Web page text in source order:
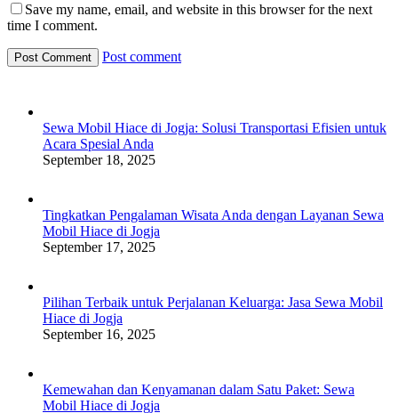
Save my name, email, and website in this browser for the next
time I comment.
Post comment
Sewa Mobil Hiace di Jogja: Solusi Transportasi Efisien untuk
Acara Spesial Anda
September 18, 2025
Tingkatkan Pengalaman Wisata Anda dengan Layanan Sewa
Mobil Hiace di Jogja
September 17, 2025
Pilihan Terbaik untuk Perjalanan Keluarga: Jasa Sewa Mobil
Hiace di Jogja
September 16, 2025
Kemewahan dan Kenyamanan dalam Satu Paket: Sewa
Mobil Hiace di Jogja